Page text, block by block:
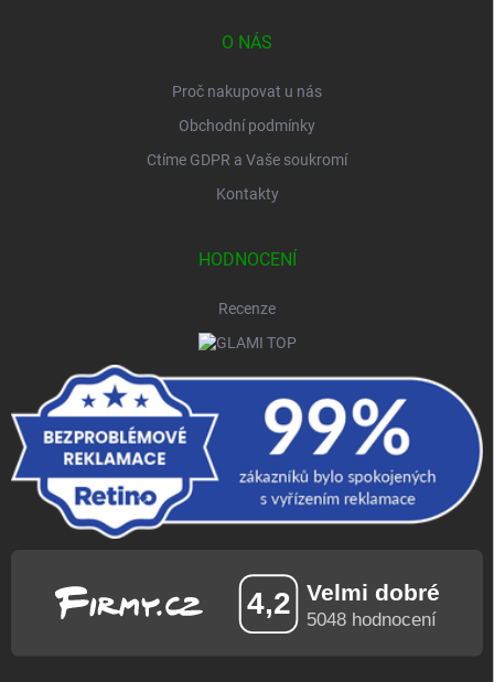
O NÁS
Proč nakupovat u nás
Obchodní podmínky
Ctíme GDPR a Vaše soukromí
Kontakty
HODNOCENÍ
Recenze